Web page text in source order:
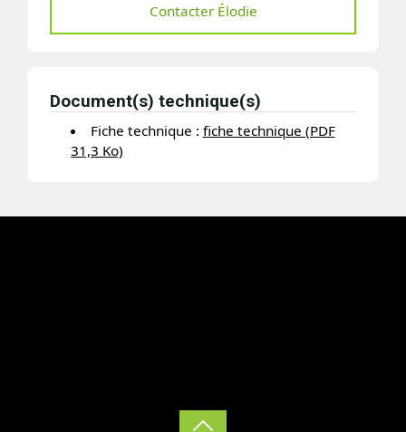
Une radio faites pour la Semaine
d’Information de la Santé Mentale en Mars
justesse avant le couvre feu …
Contacter Élodie
Document(s) technique(s)
Fiche technique : fiche technique (PDF
31,3 Ko)